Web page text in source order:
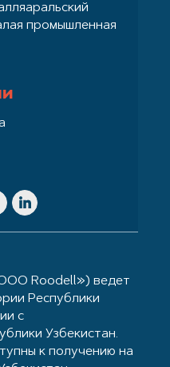
промышленная
Roodell») ведет
Республики
с
Узбекистан.
к получению на